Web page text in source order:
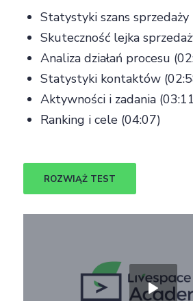
Statystyki szans sprzedaży
Skuteczność lejka
Analiza działań procesu
Statystyki kontaktów
Aktywności i zadania
Ranking i cele (04:07)
ROZWIĄŻ TEST